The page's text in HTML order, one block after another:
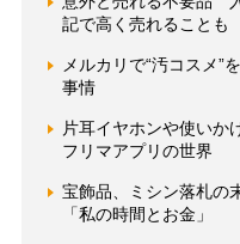
記で高く売れることも
メルカリで“汚コスメ”
事情
片耳イヤホンや使い
フリマアプリの世界
宝飾品、ミシン落札
「私の時間とお金」